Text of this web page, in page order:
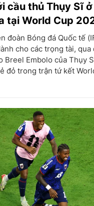
cầu thủ Thụy Sĩ
tại World Cup
đoàn Bóng đá Quốc tế
cho các trọng tài, qua
Breel Embolo của Thụy
đỏ trong trận tứ kết